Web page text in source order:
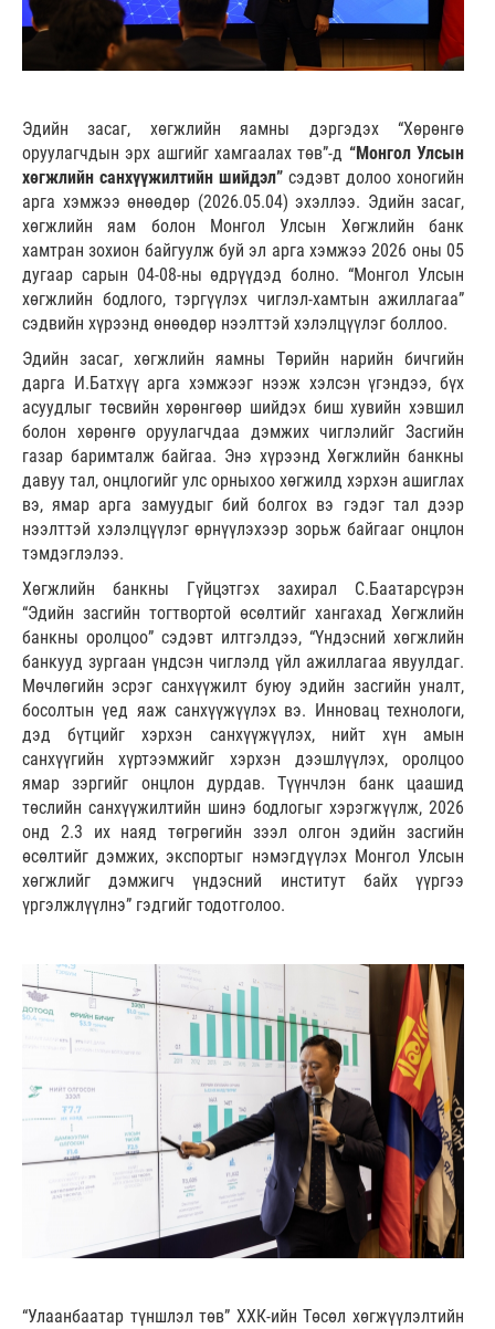
Эдийн засаг, хөгжлийн яамны дэргэдэх “Хөрөнгө
оруулагчдын эрх ашгийг хамгаалах төв”-д “Монгол Улсын
хөгжлийн санхүүжилтийн шийдэл” сэдэвт долоо хоногийн
арга хэмжээ өнөөдөр (2026.05.04) эхэллээ. Эдийн засаг,
хөгжлийн яам болон Монгол Улсын Хөгжлийн банк
хамтран зохион байгуулж буй эл арга хэмжээ 2026 оны 05
дугаар сарын 04-08-ны өдрүүдэд болно. “Монгол Улсын
хөгжлийн бодлого, тэргүүлэх чиглэл-хамтын ажиллагаа”
сэдвийн хүрээнд өнөөдөр нээлттэй хэлэлцүүлэг боллоо.
Эдийн засаг, хөгжлийн яамны Төрийн нарийн бичгийн
дарга И.Батхүү арга хэмжээг нээж хэлсэн үгэндээ, бүх
асуудлыг төсвийн хөрөнгөөр шийдэх биш хувийн хэвшил
болон хөрөнгө оруулагчдаа дэмжих чиглэлийг Засгийн
газар баримталж байгаа. Энэ хүрээнд Хөгжлийн банкны
давуу тал, онцлогийг улс орныхоо хөгжилд хэрхэн ашиглах
вэ, ямар арга замуудыг бий болгох вэ гэдэг тал дээр
нээлттэй хэлэлцүүлэг өрнүүлэхээр зорьж байгааг онцлон
тэмдэглэлээ.
Хөгжлийн банкны Гүйцэтгэх захирал С.Баатарсүрэн
“Эдийн засгийн тогтвортой өсөлтийг хангахад Хөгжлийн
банкны оролцоо” сэдэвт илтгэлдээ, “Үндэсний хөгжлийн
банкууд зургаан үндсэн чиглэлд үйл ажиллагаа явуулдаг.
Мөчлөгийн эсрэг санхүүжилт буюу эдийн засгийн уналт,
босолтын үед яаж санхүүжүүлэх вэ. Инновац технологи,
дэд бүтцийг хэрхэн санхүүжүүлэх, нийт хүн амын
санхүүгийн хүртээмжийг хэрхэн дээшлүүлэх, оролцоо
ямар зэргийг онцлон дурдав. Түүнчлэн банк цаашид
төслийн санхүүжилтийн шинэ бодлогыг хэрэгжүүлж, 2026
онд 2.3 их наяд төгрөгийн зээл олгон эдийн засгийн
өсөлтийг дэмжих, экспортыг нэмэгдүүлэх Монгол Улсын
хөгжлийг дэмжигч үндэсний институт байх үүргээ
үргэлжлүүлнэ” гэдгийг тодотголоо.
“Улаанбаатар түншлэл төв” ХХК-ийн Төсөл хөгжүүлэлтийн